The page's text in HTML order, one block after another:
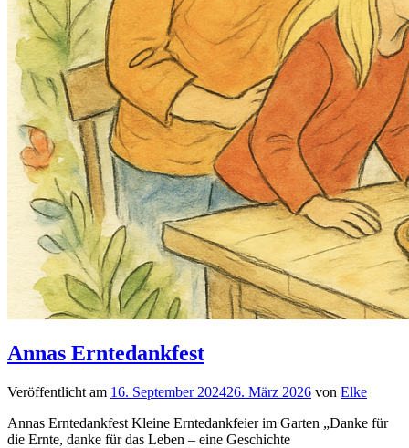
Annas Erntedankfest
Veröffentlicht am 16. September 202426. März 2026 von Elke
Annas Erntedankfest Kleine Erntedankfeier im Garten „Danke für
die Ernte, danke für das Leben – eine Geschichte